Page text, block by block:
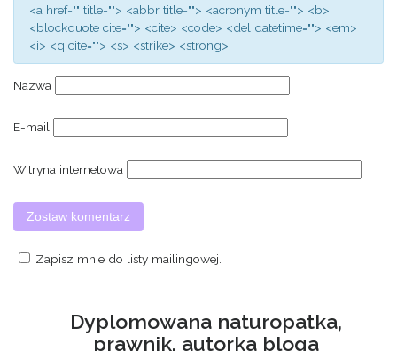
<a href="" title=""> <abbr title=""> <acronym title=""> <b>
<blockquote cite=""> <cite> <code> <del datetime=""> <em>
<i> <q cite=""> <s> <strike> <strong>
Nazwa
E-mail
Witryna internetowa
Zapisz mnie do listy mailingowej.
Dyplomowana naturopatka,
prawnik, autorka bloga